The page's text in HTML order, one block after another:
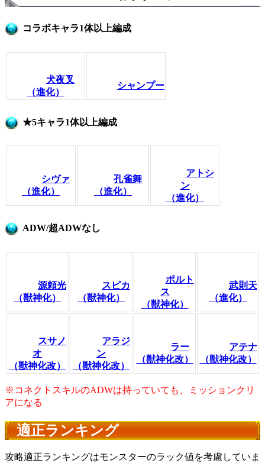
コラボキャラ1体以上編成
犬夜叉
（進化）
シャンプー
★5キャラ1体以上編成
シヴァ
（進化）
孔雀舞
（進化）
アトシ
ン
（進化）
ADW/超ADWなし
源頼光
（獣神化）
スピカ
（獣神化）
ポルト
ス
（獣神化）
武則天
（進化）
スサノ
オ
（獣神化改）
アラジ
ン
（獣神化改）
ラー
（獣神化改）
アテナ
（獣神化改）
※コネクトスキルのADWは持っていても、ミッションクリ
アになる
適正ランキング
攻略適正ランキングはモンスターのラック値を考慮していま